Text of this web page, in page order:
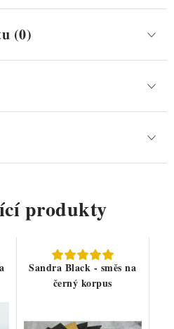
(0)
produkty
Sandra Black - směs na
černý korpus